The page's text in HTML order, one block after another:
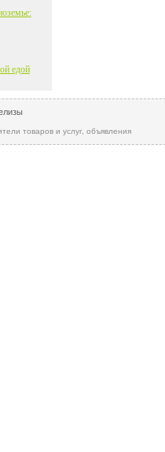
едой
товаров и услуг, объявления